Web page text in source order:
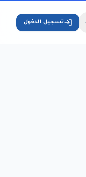
تسجيل الدخول